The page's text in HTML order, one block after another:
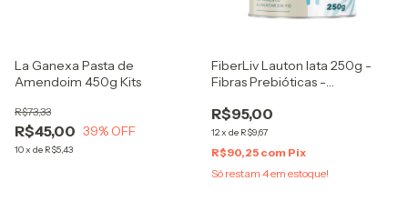
La Ganexa Pasta de
Amendoim 450g Kits
R$45,00
R$73,33
39% OFF
10x de R$5,43
FiberLiv Lauton lata 250g -
Fibras Prebióticas -
- Contém Psyllium
R$95,00
12x de R$9,67
R$90,25 com Pix
Só restam 4em estoque!